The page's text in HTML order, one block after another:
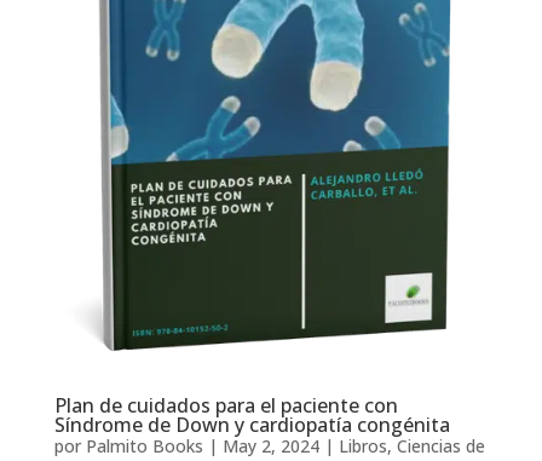
Plan de cuidados para el paciente con
Síndrome de Down y cardiopatía congénita
por Palmito Books | May 2, 2024| Libros, Ciencias de